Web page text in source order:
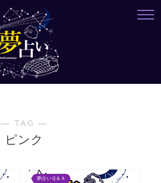
― TAG ―
ピンク
夢占いＱ＆Ａ